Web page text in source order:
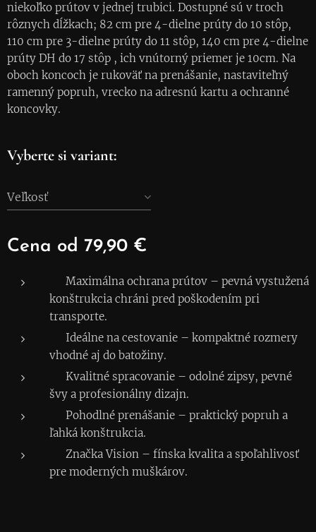
niekoľko prútov v jednej trubici. Dostupné sú v troch
rôznych dĺžkach; 82 cm pre 4-dielne prúty do 10 stôp,
110 cm pre 3-dielne prúty do 11 stôp, 140 cm pre 4-dielne
prúty DH do 17 stôp , ich vnútorný priemer je 10cm. Na
oboch koncoch je rukoväť na prenášanie, nastaviteľný
ramenný popruh, vrecko na adresnú kartu a ochranné
koncovky.
Vyberte si variant:
Veľkosť
Cena od 79,90 €
🛡 Maximálna ochrana prútov – pevná vystužená
konštrukcia chráni pred poškodením pri
transporte.
✈️ Ideálne na cestovanie – kompaktné rozmery
vhodné aj do batožiny.
⚙️ Kvalitné spracovanie – odolné zipsy, pevné
švy a profesionálny dizajn.
🎒 Pohodlné prenášanie – praktický popruh a
ľahká konštrukcia.
✅ Značka Vision – fínska kvalita a spoľahlivosť
pre moderných muškárov.